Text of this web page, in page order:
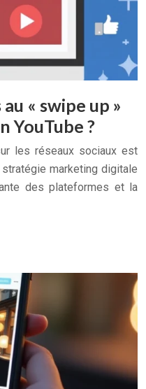
« swipe up »
YouTube ?
les réseaux sociaux est
marketing digitale
des plateformes et la